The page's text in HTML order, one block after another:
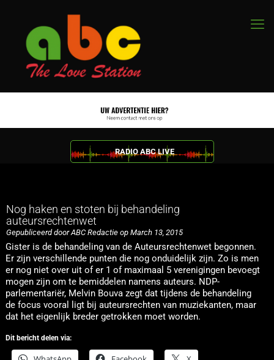
RADIO ABC LIVE
Nog haken en stoten bij behandeling
auteursrechtenwet
Gepubliceerd door ABC Redactie op March 13, 2015
Gister is de behandeling van de Auteursrechtenwet begonnen.
Er zijn verschillende punten die nog onduidelijk zijn. Zo is men
er nog niet over uit of er 1 of maximaal 5 verenigingen bevoegt
mogen zijn om te bemiddelen namens auteurs. NDP-
parlementariër, Melvin Bouva zegt dat tijdens de behandeling
de focus vooral ligt bij auteursrechten van muziekanten, maar
dat het eigenlijk breder getrokken moet worden.
Dit bericht delen via: